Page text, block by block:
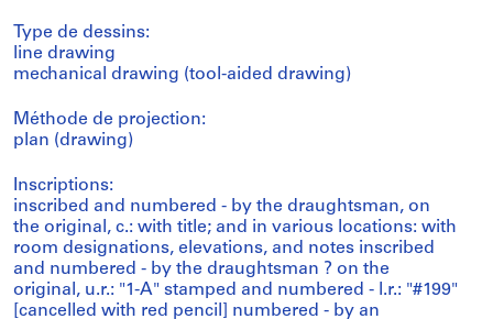
Type de dessins:
line drawing
mechanical drawing (tool-aided drawing)
Méthode de projection:
plan (drawing)
Inscriptions:
inscribed and numbered - by the draughtsman, on
the original, c.: with title; and in various locations: with
room designations, elevations, and notes inscribed
and numbered - by the draughtsman ? on the
original, u.r.: "1-A" stamped and numbered - l.r.: "#199"
[cancelled with red pencil] numbered - by an